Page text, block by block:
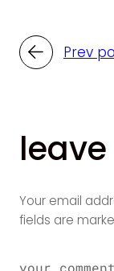
Prev
Your email
fields are